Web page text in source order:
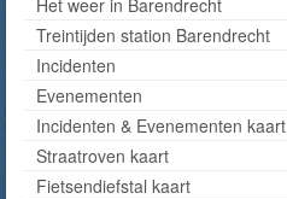
Treintijden station Barendrecht
Incidenten
Evenementen
Incidenten & Evenementen kaart
Straatroven kaart
Fietsendiefstal kaart